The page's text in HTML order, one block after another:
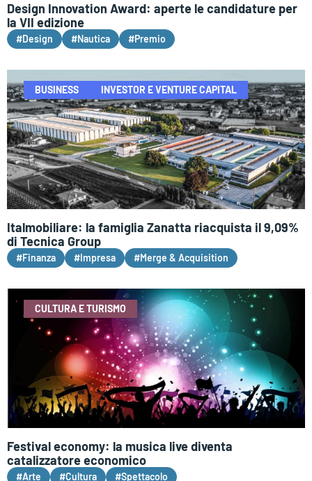
Design Innovation Award: aperte le candidature per
la VII edizione
#Design #Nautica #Premio
BUSINESS INVESTOR E VENTURE CAPITAL
Italmobiliare: la famiglia Zanatta riacquista il 9,09%
di Tecnica Group
#Finanza #Impresa #Merge & Acquisition
CULTURA E TURISMO
Festival economy: la musica live diventa
catalizzatore economico
#Arte #Cultura #Spettacolo